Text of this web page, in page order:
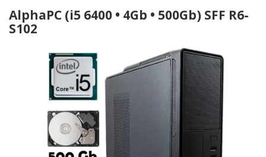
AlphaPC (i5 6400 • 4Gb • 500Gb) SFF R6-
S102